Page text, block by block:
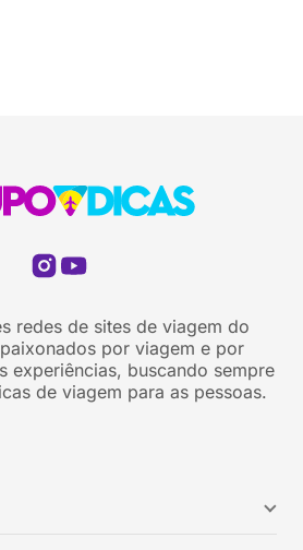
redes de sites de viagem do
por viagem e por
experiências, buscando sempre
de viagem para as pessoas.